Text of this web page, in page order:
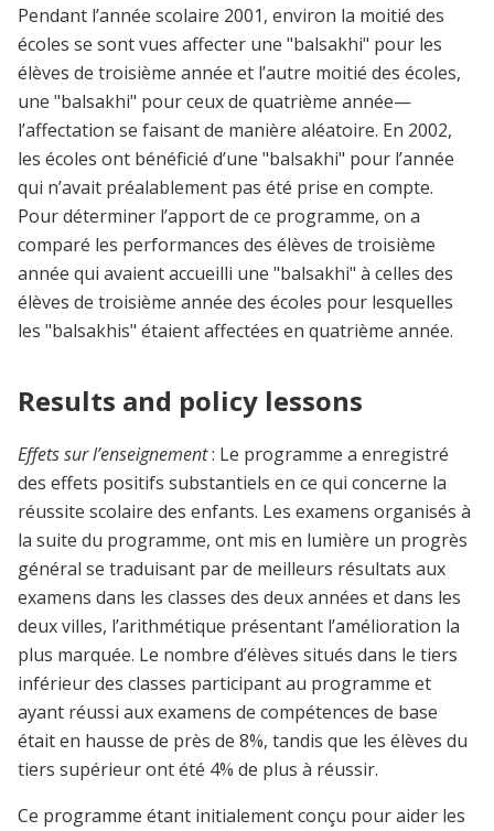
Pendant l’année scolaire 2001, environ la moitié des
écoles se sont vues affecter une "balsakhi" pour les
élèves de troisième année et l’autre moitié des écoles,
une "balsakhi" pour ceux de quatrième année—
l’affectation se faisant de manière aléatoire. En 2002,
les écoles ont bénéficié d’une "balsakhi" pour l’année
qui n’avait préalablement pas été prise en compte.
Pour déterminer l’apport de ce programme, on a
comparé les performances des élèves de troisième
année qui avaient accueilli une "balsakhi" à celles des
élèves de troisième année des écoles pour lesquelles
les "balsakhis" étaient affectées en quatrième année.
Results and policy lessons
Effets sur l’enseignement: Le programme a enregistré
des effets positifs substantiels en ce qui concerne la
réussite scolaire des enfants. Les examens organisés à
la suite du programme, ont mis en lumière un progrès
général se traduisant par de meilleurs résultats aux
examens dans les classes des deux années et dans les
deux villes, l’arithmétique présentant l’amélioration la
plus marquée. Le nombre d’élèves situés dans le tiers
inférieur des classes participant au programme et
ayant réussi aux examens de compétences de base
était en hausse de près de 8%, tandis que les élèves du
tiers supérieur ont été 4% de plus à réussir.
Ce programme étant initialement conçu pour aider les